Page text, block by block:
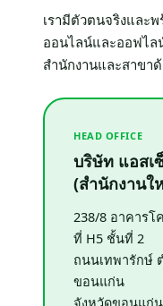
เรามีตัวตนจริงและ
ออนไลน์และออฟไ
สำนักงานและสาขา
HEAD OFFICE
บริษัท แอสเ
(สำนักงานใ
238/8 อาคารโ
ที่ H5 ชั้นที่ 2
ถนนเทพารักษ์
ขอนแก่น
จังหวัดขอนแก่